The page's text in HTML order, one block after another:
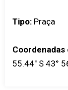
Tipo: Praça
Coordenadas
55.44" S 43°